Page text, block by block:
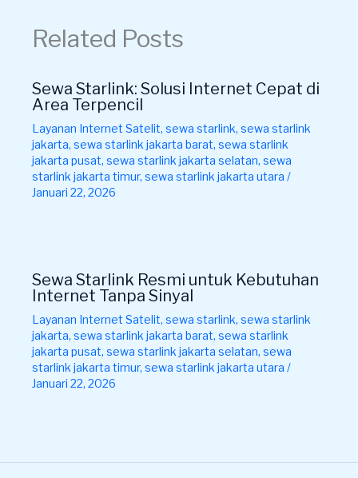
Related Posts
Sewa Starlink: Solusi Internet Cepat di
Area Terpencil
Layanan Internet Satelit, sewa starlink, sewa starlink
jakarta, sewa starlink jakarta barat, sewa starlink
jakarta pusat, sewa starlink jakarta selatan, sewa
starlink jakarta timur, sewa starlink jakarta utara /
Januari 22, 2026
Sewa Starlink Resmi untuk Kebutuhan
Internet Tanpa Sinyal
Layanan Internet Satelit, sewa starlink, sewa starlink
jakarta, sewa starlink jakarta barat, sewa starlink
jakarta pusat, sewa starlink jakarta selatan, sewa
starlink jakarta timur, sewa starlink jakarta utara /
Januari 22, 2026